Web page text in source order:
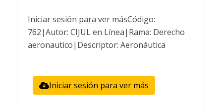
Iniciar sesión para ver másCódigo:
762|Autor: CIJUL en Línea|Rama: Derecho
aeronautico|Descriptor: Aeronáutica
Iniciar sesión para ver más